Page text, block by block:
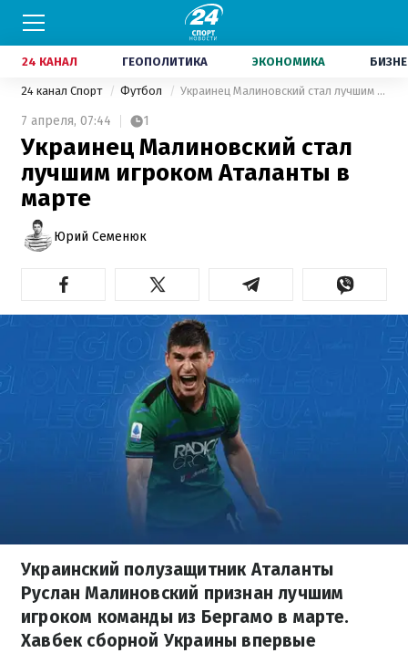
24 КАНАЛ ГЕОПОЛИТИКА ЭКОНОМИКА
24 канал Спорт Футбол Украинец Малиновский стал лучшим игроком Аталанты в марте
7 апреля, 07:44 1
Украинец Малиновский стал
лучшим игроком Аталанты в
марте
Юрий Семенюк
Украинский полузащитник Аталанты
Руслан Малиновский признан лучшим
игроком команды из Бергамо в марте.
Хавбек сборной Украины впервые